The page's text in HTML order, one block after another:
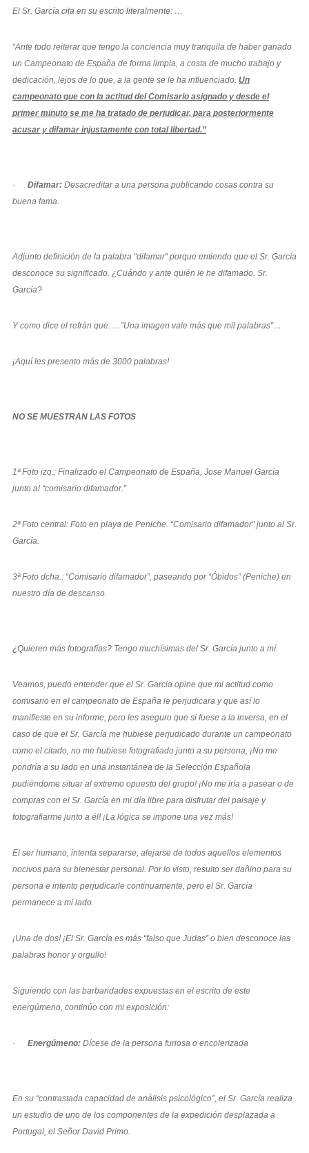
El Sr. García cita en su escrito literalmente: …
“Ante todo reiterar que tengo la conciencia muy tranquila de haber ganado
un Campeonato de España de forma limpia, a costa de mucho trabajo y
dedicación, lejos de lo que, a la gente se le ha influenciado. Un
campeonato que con la actitud del Comisario asignado y desde el
primer minuto se me ha tratado de perjudicar, para posteriormente
acusar y difamar injustamente con total libertad.”
· Difamar:Desacreditar a una persona publicando cosas contra su
buena fama.
Adjunto definición de la palabra “difamar” porque entiendo que el Sr. García
desconoce su significado. ¿Cuándo y ante quién le he difamado, Sr.
García?
Y como dice el refrán que: …”Una imagen vale más que mil palabras”…
¡Aquí les presento más de 3000 palabras!
NO SE MUESTRAN LAS FOTOS
1ª Foto izq.: Finalizado el Campeonato de España, Jose Manuel García
junto al “comisario difamador.”
2ª Foto central: Foto en playa de Peniche. “Comisario difamador” junto al Sr.
García.
3ª Foto dcha.: “Comisario difamador”, paseando por “Óbidos” (Peniche) en
nuestro día de descanso.
¿Quieren más fotografías? Tengo muchísimas del Sr. García junto a mí.
Veamos, puedo entender que el Sr. Garcia opine que mi actitud como
comisario en el campeonato de España le perjudicara y que así lo
manifieste en su informe, pero les aseguro que si fuese a la inversa, en el
caso de que el Sr. García me hubiese perjudicado durante un campeonato
como el citado, no me hubiese fotografiado junto a su persona, ¡No me
pondría a su lado en una instantánea de la Selección Española
pudiéndome situar al extremo opuesto del grupo! ¡No me iría a pasear o de
compras con el Sr. García en mi día libre para disfrutar del paisaje y
fotografiarme junto a él! ¡La lógica se impone una vez más!
El ser humano, intenta separarse, alejarse de todos aquellos elementos
nocivos para su bienestar personal. Por lo visto, resulto ser dañino para su
persona e intento perjudicarle continuamente, pero el Sr. García
permanece a mi lado.
¡Una de dos! ¡El Sr. García es más “falso que Judas” o bien desconoce las
palabras honor y orgullo!
Siguiendo con las barbaridades expuestas en el escrito de este
energúmeno, continúo con mi exposición:
· Energúmeno: Dícese de la persona furiosa o encolerizada
En su “contrastada capacidad de análisis psicológico”, el Sr. García realiza
un estudio de uno de los componentes de la expedición desplazada a
Portugal, el Señor David Primo.